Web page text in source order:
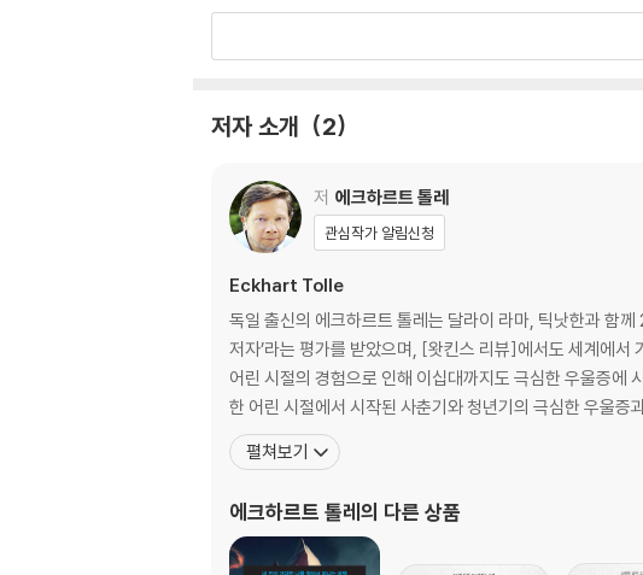
기』 등을 번역했으며, 잠언 시집 『지금 알고 있는 걸 그때도 알
『하늘 호수로 떠난 여행』 『지구별 여행자』와 인디언 연설문
2
에고의 내용물과 구조
잃어버린 반지
소유라는 환상
욕망?‘더 많이’를 향한 욕구
육체와의 동일화
내부의 몸 느끼기
존재의 망각
데카르트의 오류에서 사르트르의 통찰까지
모든 이해를 넘어서는 평화
불만과 분함
맞대응과 원한
저자 소개 2
저 에크하르트 톨레
관심작가 알림신청
Eckhart Tolle
독일 출신의 에크하르트 톨레는 달라이 라마, 틱낫한과 함
저자’라는 평가를 받았으며, [왓킨스 리뷰]에서도 세계에서
어린 시절의 경험으로 인해 이십대까지도 극심한 우울증에
한 어린 시절에서 시작된 사춘기와 청년기의 극심한 우울증
펼쳐보기
에크하르트 톨레 의 다른 상품